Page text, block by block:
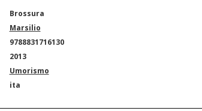
Brossura
Marsilio
9788831716130
2013
Umorismo
ita